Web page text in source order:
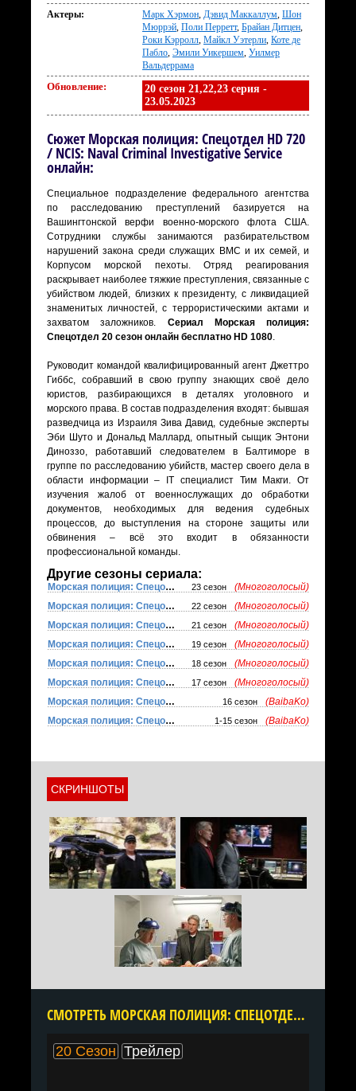
Актеры:
Марк Хэрмон, Дэвид Маккаллум, Шон
Мюррэй, Поли Перретт, Брайан Дитцен,
Роки Кэрролл, Майкл Уэтерли, Коте де
Пабло, Эмили Уикершем, Уилмер
Вальдеррама
Обновление:
20 сезон 21,22,23 серия -
23.05.2023
Сюжет Морская полиция: Спецотдел HD 720
/ NCIS: Naval Criminal Investigative Service
онлайн:
Специальное подразделение федерального агентства
по расследованию преступлений базируется на
Вашингтонской верфи военно-морского флота США.
Сотрудники службы занимаются разбирательством
нарушений закона среди служащих ВМС и их семей, и
Корпусом морской пехоты. Отряд реагирования
раскрывает наиболее тяжкие преступления, связанные с
убийством людей, близких к президенту, с ликвидацией
знаменитых личностей, с террористическими актами и
захватом заложников. Сериал Морская полиция:
Спецотдел 20 сезон онлайн бесплатно HD 1080.
Руководит командой квалифицированный агент Джеттро
Гиббс, собравший в свою группу знающих своё дело
юристов, разбирающихся в деталях уголовного и
морского права. В состав подразделения входят: бывшая
разведчица из Израиля Зива Давид, судебные эксперты
Эби Шуто и Дональд Маллард, опытный сыщик Энтони
Диноззо, работавший следователем в Балтиморе в
группе по расследованию убийств, мастер своего дела в
области информации – IT специалист Тим Макги. От
изучения жалоб от военнослужащих до обработки
документов, необходимых для ведения судебных
процессов, до выступления на стороне защиты или
обвинения – всё это входит в обязанности
профессиональной команды.
Другие сезоны сериала:
Морская полиция: Спецотдел 23 сезон
(Многоголосый)
Морская полиция: Спецотдел
22 сезон
(Многоголосый)
Морская полиция: Спецотдел
21 сезон
(Многоголосый)
Морская полиция: Спецотдел
19 сезон
(Многоголосый)
Морская полиция: Спецотдел
18 сезон
(Многоголосый)
Морская полиция: Спецотдел
17 сезон
(Многоголосый)
Морская полиция: Спецотдел
16 сезон
(BaibaKo)
Морская полиция: Спецотдел
1-15 сезон (BaibaKo)
СКРИНШОТЫ
CМОТРЕТЬ МОРСКАЯ ПОЛИЦИЯ: СПЕЦОТДЕЛ 20 СЕЗОН ОНЛАЙН В ХОРОШЕМ КАЧЕСТВЕ ВСЕ СЕРИИ ПОДРЯД БЕСПЛАТНО
20 Сезон Трейлер